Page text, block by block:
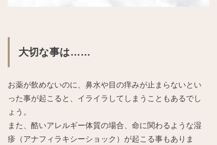
大切な事は……
お薬が飲めないのに、鼻水や目の痒みが止まらないとい
った事が起こると、イライラしてしまうこともあるでし
ょう。
また、酷いアレルギー体質の場合、命に関わるような湿
疹（アナフィラキシーショック）が起こる事もありま